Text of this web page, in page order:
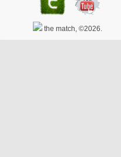
the match, ©2026.